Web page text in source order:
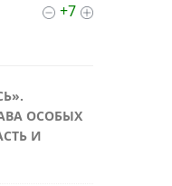
+7
ОСОБЫХ
И